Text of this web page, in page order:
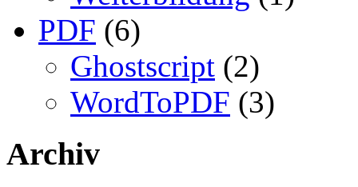
PDF (6)
Ghostscript (2)
WordToPDF (3)
Archiv